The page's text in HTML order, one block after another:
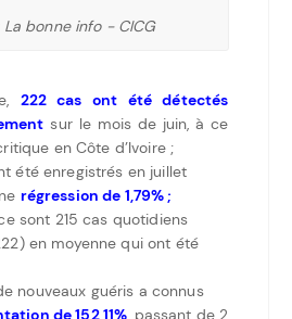
La bonne info - CICG
222 cas ont été détectés
sur le mois de juin, à ce
en Côte d’Ivoire ;
été enregistrés en juillet
régression de 1,79% ;
sont 215 cas quotidiens
en moyenne qui ont été
nouveaux guéris a connus
de 152,11% , passant de 2